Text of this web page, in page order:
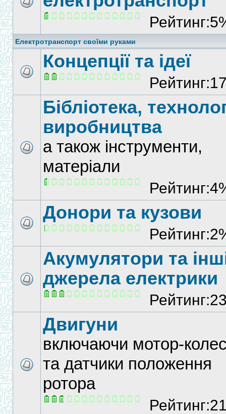
Електротранспорт своїми руками
Концепції та ідеї
Бібліотека,
виробництва
а також інструменти,
матеріали
Донори та кузови
Акумулятори та
джерела електрики
Двигуни
включаючи мотор-
та датчики положення
ротора